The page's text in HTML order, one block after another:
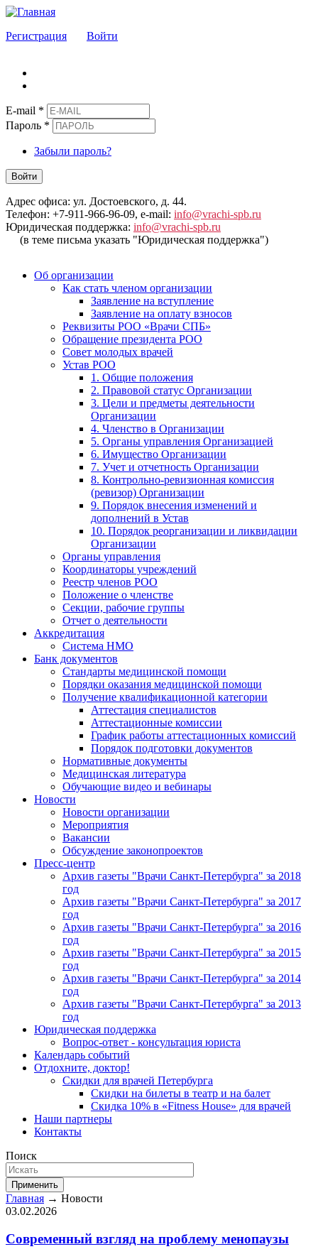
Регистрация Войти
E-mail *
Пароль *
Забыли пароль?
Войти
Адрес офиса: ул. Достоевского, д. 44.
Телефон: +7-911-966-96-09, e-mail: info@vrachi-spb.ru
Юридическая поддержка: info@vrachi-spb.ru
(в теме письма указать "Юридическая поддержка")
Об организации
Как стать членом организации
Заявление на вступление
Заявление на оплату взносов
Реквизиты РОО «Врачи СПБ»
Обращение президента РОО
Совет молодых врачей
Устав РОО
1. Общие положения
2. Правовой статус Организации
3. Цели и предметы деятельности
Организации
4. Членство в Организации
5. Органы управления Организацией
6. Имущество Организации
7. Учет и отчетность Организации
8. Контрольно-ревизионная комиссия
(ревизор) Организации
9. Порядок внесения изменений и
дополнений в Устав
10. Порядок реорганизации и ликвидации
Организации
Органы управления
Координаторы учреждений
Реестр членов РОО
Положение о членстве
Секции, рабочие группы
Отчет о деятельности
Аккредитация
Система НМО
Банк документов
Стандарты медицинской помощи
Порядки оказания медицинской помощи
Получение квалификационной категории
Аттестация специалистов
Аттестационные комиссии
График работы аттестационных комиссий
Порядок подготовки документов
Нормативные документы
Медицинская литература
Обучающие видео и вебинары
Новости
Новости организации
Мероприятия
Вакансии
Обсуждение законопроектов
Пресс-центр
Архив газеты "Врачи Санкт-Петербурга" за 2018
год
Архив газеты "Врачи Санкт-Петербурга" за 2017
год
Архив газеты "Врачи Санкт-Петербурга" за 2016
год
Архив газеты "Врачи Санкт-Петербурга" за 2015
год
Архив газеты "Врачи Санкт-Петербурга" за 2014
год
Архив газеты "Врачи Санкт-Петербурга" за 2013
год
Юридическая поддержка
Вопрос-ответ - консультация юриста
Календарь событий
Отдохните, доктор!
Скидки для врачей Петербурга
Скидки на билеты в театр и на балет
Скидка 10% в «Fitness House» для врачей
Наши партнеры
Контакты
Поиск
Применить
Главная → Новости
03.02.2026
Современный взгляд на проблему менопаузы